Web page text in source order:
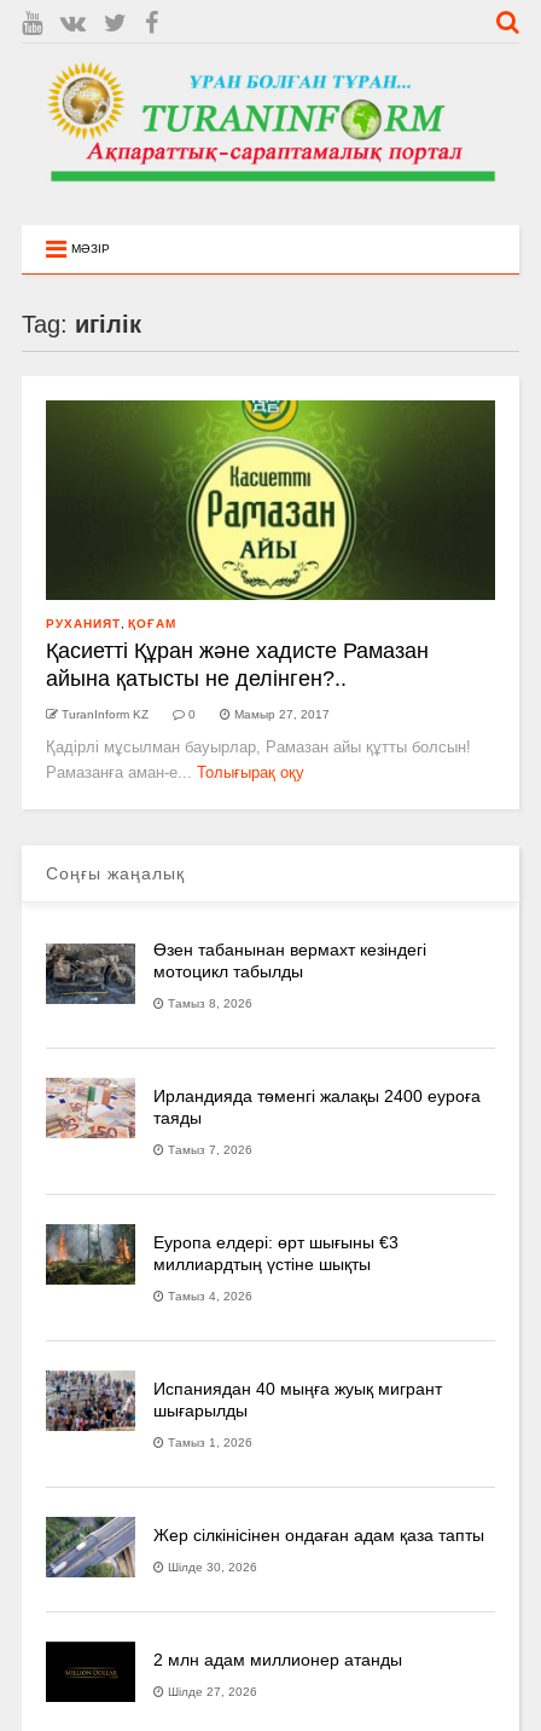
МӘЗІР
Tag: игілік
РУХАНИЯТ ҚОҒАМ
Қасиетті Құран және хадисте Рамазан
айына қатысты не делінген?..
TuranInform KZ 0 Мамыр 27, 2017
Қадірлі мұсылман бауырлар, Рамазан айы құтты болсын!
Рамазанға аман-­е...
Толығырақ оқу
Соңғы жаңалық
Өзен табанынан вермахт кезіндегі
мотоцикл табылды
Тамыз 8, 2026
Ирландияда төменгі жалақы 2400 еуроға
таяды
Тамыз 7, 2026
Еуропа елдері: өрт шығыны €3
миллиардтың үстіне шықты
Тамыз 4, 2026
Испаниядан 40 мыңға жуық мигрант
шығарылды
Тамыз 1, 2026
Жер сілкінісінен ондаған адам қаза тапты
Шілде 30, 2026
2 млн адам миллионер атанды
Шілде 27, 2026